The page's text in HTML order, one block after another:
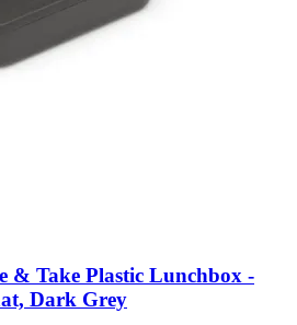
& Take Plastic Lunchbox -​
Dark Grey